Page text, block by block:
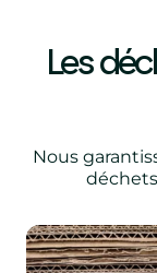
Les
Nous